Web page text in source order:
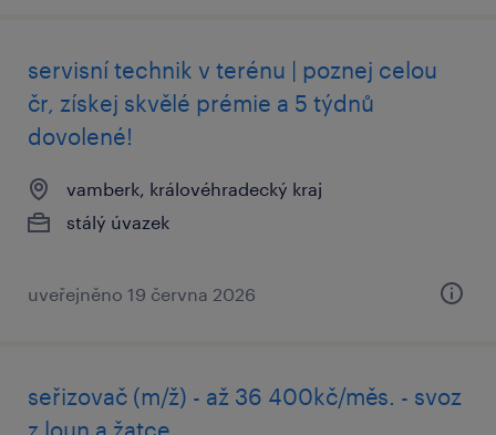
servisní technik v terénu | poznej celou
čr, získej skvělé prémie a 5 týdnů
dovolené!
vamberk, královéhradecký kraj
stálý úvazek
uveřejněno 19 června 2026
seřizovač (m/ž) - až 36 400kč/měs. - svoz
z loun a žatce